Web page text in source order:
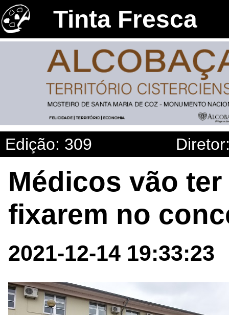
Tinta Fresca
Edição: 309
Médicos vão
fixarem no
2021-12-14 19:33:23